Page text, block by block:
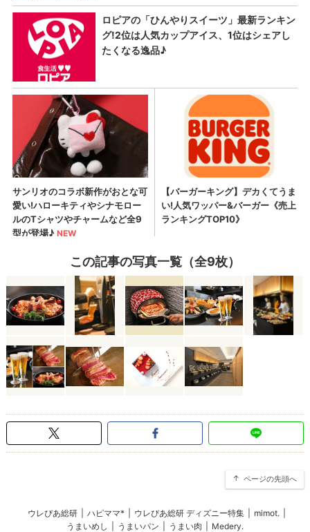
この記事の写真一覧（全9枚）
ページの先頭へ
ウレぴあ総研 ハピママ* ウレぴあ総研 ディズニー特集 mimot.
うまいめし
うまいパン うまい肉 Medery.